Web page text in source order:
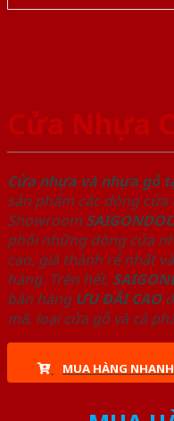
Cửa Nhựa
Cửa nhựa và nhựa gỗ
sản phẩm các dòng
Showroom
phối những dòng cửa
cao, giá thành rẻ nhất
hàng. Trên hết,
bán hàng ƯU ĐÃI CAO
mã, loại cửa gỗ và cả
MUA HÀNG NHANH